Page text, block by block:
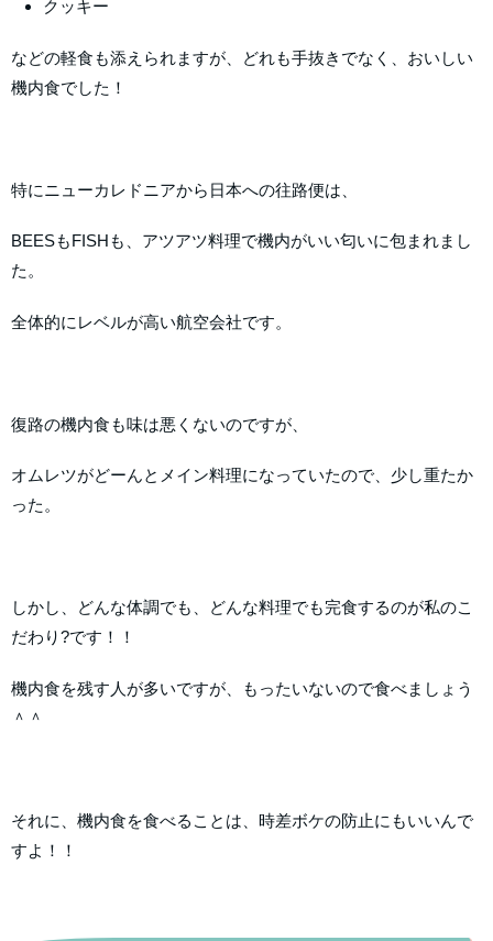
クッキー
などの軽食も添えられますが、どれも手抜きでなく、おいしい
機内食でした！
特にニューカレドニアから日本への往路便は、
BEESもFISHも、アツアツ料理で機内がいい匂いに包まれまし
た。
全体的にレベルが高い航空会社です。
復路の機内食も味は悪くないのですが、
オムレツがどーんとメイン料理になっていたので、少し重たか
った。
しかし、どんな体調でも、どんな料理でも完食するのが私のこ
だわり?です！！
機内食を残す人が多いですが、もったいないので食べましょう
＾＾
それに、機内食を食べることは、時差ボケの防止にもいいんで
すよ！！